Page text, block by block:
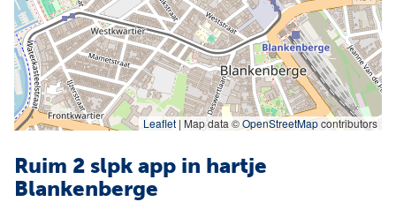
Leaflet | Map data ©OpenStreetMapcontributors
Ruim 2 slpk app in hartje
Blankenberge